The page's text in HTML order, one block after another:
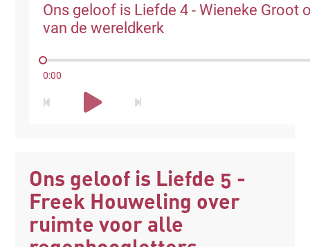
Ons geloof is Liefde 4 - Wieneke Groot
van de wereldkerk
0:00
Ons geloof is Liefde 5 -
Freek Houweling over
ruimte voor alle